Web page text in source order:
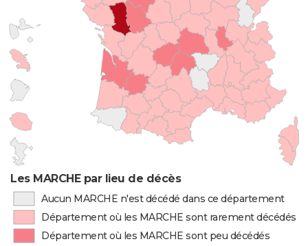
Les MARCHE par lieu de décès
Aucun MARCHE n'est décédé dans ce département
Département où les MARCHE sont rarement décédés
Département où les MARCHE sont peu décédés